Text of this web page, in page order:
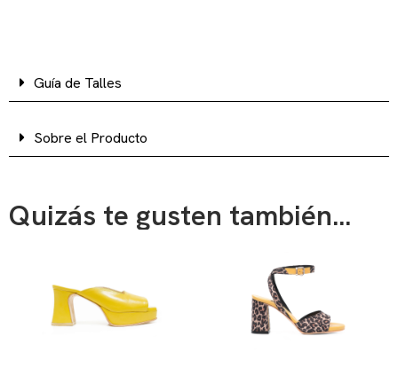
Guía de Talles
Sobre el Producto
Quizás te gusten también...